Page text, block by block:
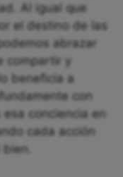
Al igual que
el destino de las
abrazar
compartir y
beneficia a
con
conciencia en
cada acción